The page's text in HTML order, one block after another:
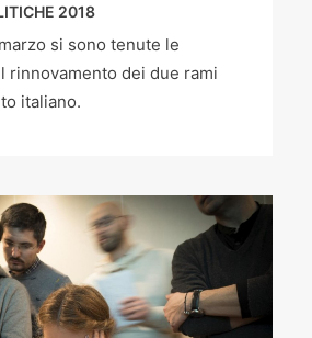
2018
si sono tenute le
rinnovamento dei due rami
italiano.